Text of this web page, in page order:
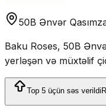
50B Ənvər
Baku Roses, 50B
yerləşən və müxtəlif
dükanıdır.
Top 5 üçün səs verildi